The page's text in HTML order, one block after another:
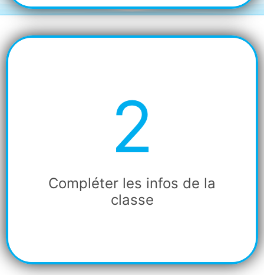
2
Compléter les infos de la
classe
Etape
2